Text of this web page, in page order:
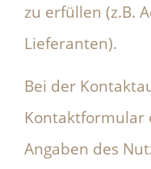
zu erfüllen (z.B.
Lieferanten).
Bei der
Kontaktformular
Angaben des